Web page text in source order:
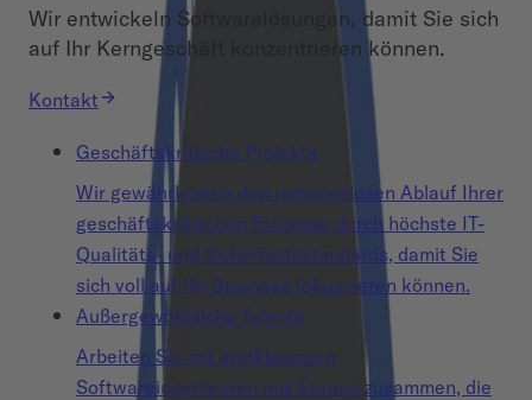
Wir entwickeln Softwarelösungen, damit Sie sich
auf Ihr Kerngeschäft konzentrieren können.
Kontakt
Geschäftskritische Projekte
Wir gewährleisten den reibungslosen Ablauf Ihrer
geschäftskritischen Prozesse durch höchste IT-
Qualitäts- und Sicherheitsstandards, damit Sie
sich voll auf Ihr Business fokussieren können.
Außergewöhnliche Talente
Arbeiten Sie mit erstklassigen
Softwareingenieuren aus Europa zusammen, die